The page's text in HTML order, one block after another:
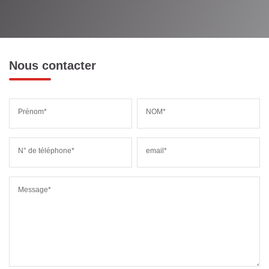
Nous contacter
Prénom* NOM*
N° de téléphone* email*
Message*